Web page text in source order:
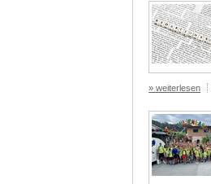
» weiterlesen